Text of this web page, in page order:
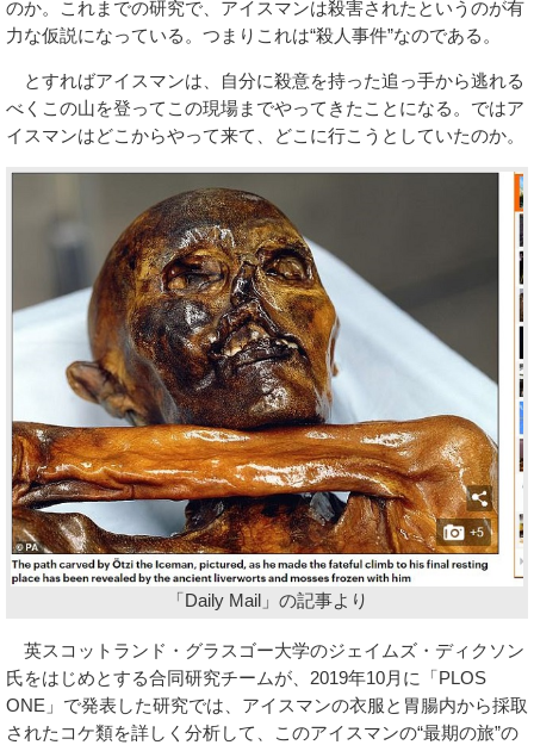
のか。これまでの研究で、アイスマンは殺害されたというのが有
力な仮説になっている。つまりこれは“殺人事件”なのである。
とすればアイスマンは、自分に殺意を持った追っ手から逃れる
べくこの山を登ってこの現場までやってきたことになる。ではア
イスマンはどこからやって来て、どこに行こうとしていたのか。
「Daily Mail」の記事より
英スコットランド・グラスゴー大学のジェイムズ・ディクソン
氏をはじめとする合同研究チームが、2019年10月に「PLOS
ONE」で発表した研究では、アイスマンの衣服と胃腸内から採取
されたコケ類を詳しく分析して、このアイスマンの“最期の旅”の